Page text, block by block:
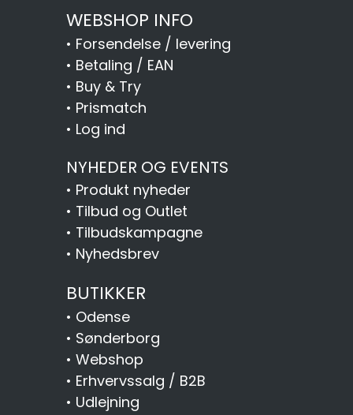
WEBSHOP INFO
• Forsendelse / levering
• Betaling / EAN
• Buy & Try
• Prismatch
• Log ind
NYHEDER OG EVENTS
• Produkt nyheder
• Tilbud og Outlet
• Tilbudskampagne
• Nyhedsbrev
BUTIKKER
• Odense
• Sønderborg
• Webshop
• Erhvervssalg / B2B
• Udlejning